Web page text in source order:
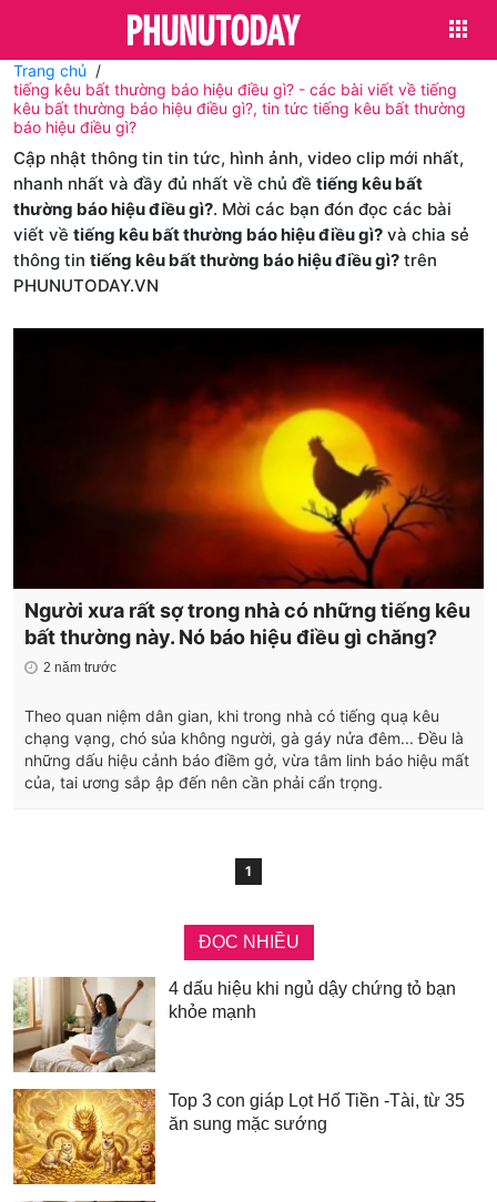
Trang chủ
tiếng kêu bất thường báo hiệu điều gì? - các bài viết về tiếng
kêu bất thường báo hiệu điều gì?, tin tức tiếng kêu bất thường
báo hiệu điều gì?
Cập nhật thông tin tin tức, hình ảnh, video clip mới nhất,
nhanh nhất và đầy đủ nhất về chủ đề tiếng kêu bất
thường báo hiệu điều gì?. Mời các bạn đón đọc các bài
viết về tiếng kêu bất thường báo hiệu điều gì? và chia sẻ
thông tin tiếng kêu bất thường báo hiệu điều gì? trên
PHUNUTODAY.VN
Người xưa rất sợ trong nhà có những tiếng kêu
bất thường này. Nó báo hiệu điều gì chăng?
2 năm trước
Theo quan niệm dân gian, khi trong nhà có tiếng quạ kêu
chạng vạng, chó sủa không người, gà gáy nửa đêm... Đều là
những dấu hiệu cảnh báo điềm gở, vừa tâm linh báo hiệu mất
của, tai ương sắp ập đến nên cần phải cẩn trọng.
1
ĐỌC NHIỀU
4 dấu hiệu khi ngủ dậy chứng tỏ bạn
khỏe mạnh
Top 3 con giáp Lọt Hố Tiền -Tài, từ 35
ăn sung mặc sướng